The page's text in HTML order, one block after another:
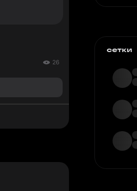
26
сетки